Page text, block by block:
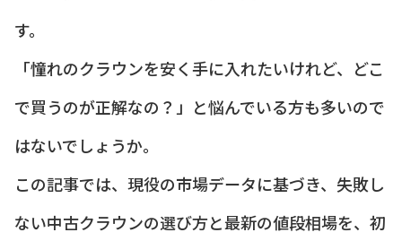
す。
「憧れのクラウンを安く手に入れたいけれど、どこ
で買うのが正解なの？」と悩んでいる方も多いので
はないでしょうか。
この記事では、現役の市場データに基づき、失敗し
ない中古クラウンの選び方と最新の値段相場を、初